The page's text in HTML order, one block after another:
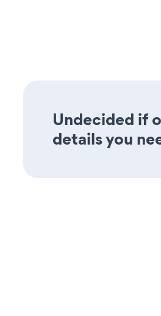
Undecided if
details you